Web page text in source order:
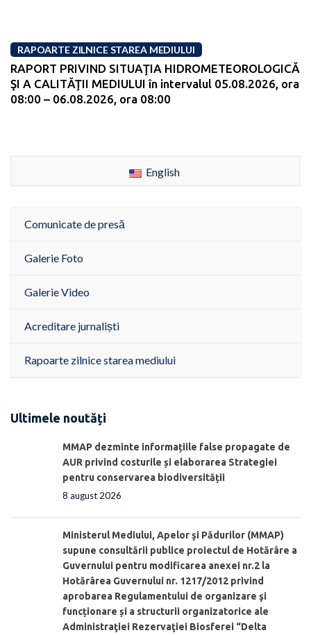
RAPOARTE ZILNICE STAREA MEDIULUI
RAPORT PRIVIND SITUAŢIA HIDROMETEOROLOGICĂ
ŞI A CALITĂŢII MEDIULUI în intervalul 05.08.2026, ora
08:00 – 06.08.2026, ora 08:00
English
Comunicate de presă
Galerie Foto
Galerie Video
Acreditare jurnaliști
Rapoarte zilnice starea mediului
Ultimele noutăți
MMAP dezminte informațiile false propagate de
AUR privind costurile și elaborarea Strategiei
pentru conservarea biodiversității
8 august 2026
Ministerul Mediului, Apelor şi Pădurilor (MMAP)
supune consultării publice proiectul de Hotărâre a
Guvernului pentru modificarea anexei nr.2 la
Hotărârea Guvernului nr. 1217/2012 privind
aprobarea Regulamentului de organizare şi
funcționare și a structurii organizatorice ale
Administraţiei Rezervaţiei Biosferei “Delta